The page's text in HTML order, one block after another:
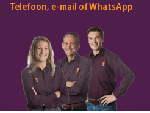
Telefoon, e-mail of WhatsApp